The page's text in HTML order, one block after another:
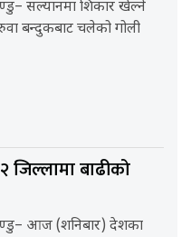
सल्यानमा शिकार खेल्ने
बन्दुकबाट चलेको गोली
जिल्लामा बाढीको
आज (शनिबार) देशका